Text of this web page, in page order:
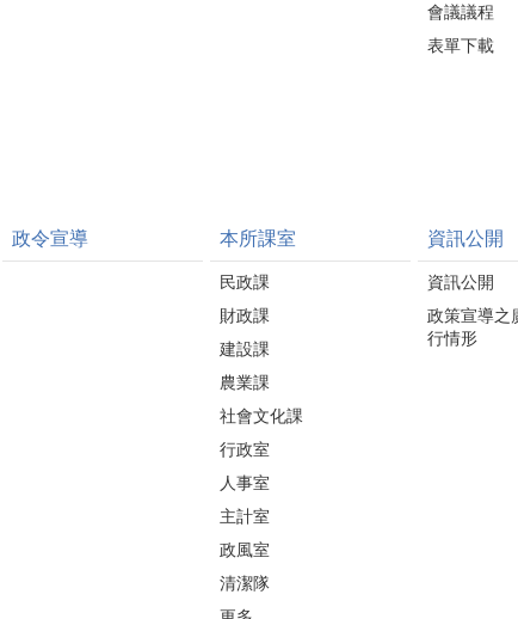
會議議程
表單下載
政令宣導 本所課室
民政課
財政課
建設課
農業課
社會文化課
行政室
人事室
主計室
政風室
清潔隊
資訊公開
資訊公開
政策宣導之
行情形